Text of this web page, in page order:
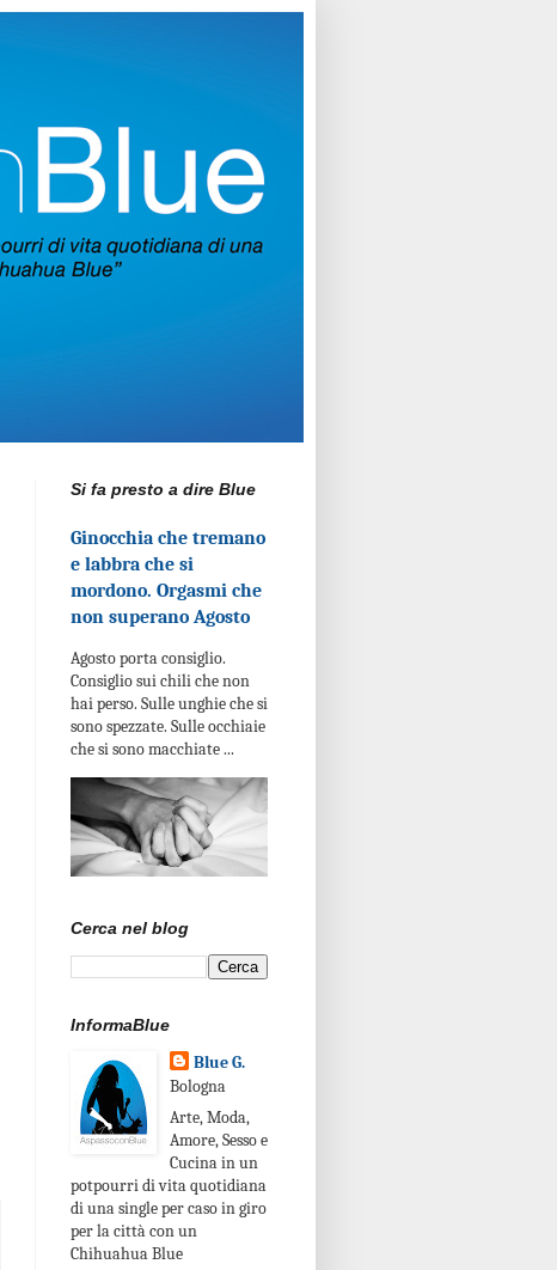
Si fa presto a dire Blue
Ginocchia che tremano
e labbra che si
mordono. Orgasmi che
non superano Agosto
Agosto porta consiglio.
Consiglio sui chili che non
hai perso. Sulle unghie che si
sono spezzate. Sulle occhiaie
che si sono macchiate ...
Cerca nel blog
InformaBlue
Blue G.
Bologna
Arte, Moda,
Amore, Sesso e
Cucina in un
potpourri di vita quotidiana
di una single per caso in giro
per la città con un
Chihuahua Blue